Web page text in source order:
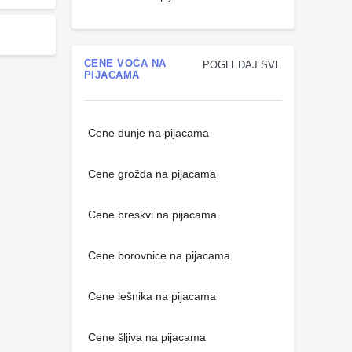
POGLEDAJ SVE
CENE VOĆA NA
PIJACAMA
Cene dunje na pijacama
Cene grožđa na pijacama
Cene breskvi na pijacama
Cene borovnice na pijacama
Cene lešnika na pijacama
Cene šljiva na pijacama